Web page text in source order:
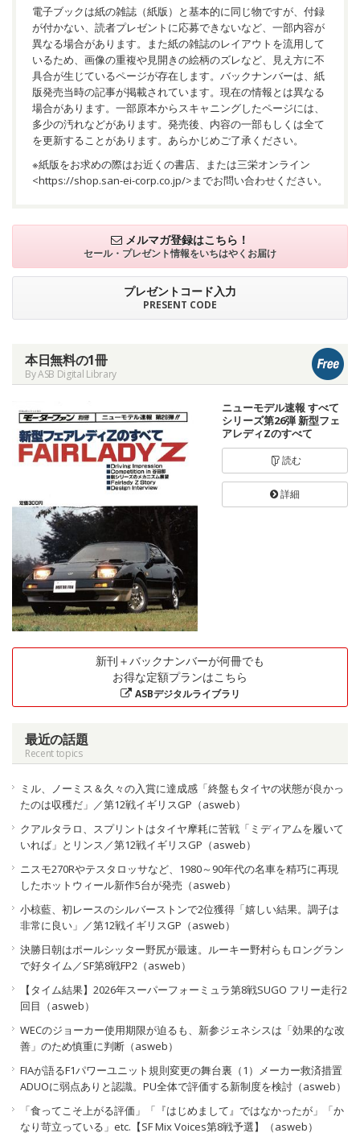
電子ブックは紙の雑誌（紙版）と基本的に同じ物ですが、付録
が付かない、読者プレゼントに応募できないなど、一部内容が
異なる場合があります。また紙の雑誌のレイアウトを流用して
いるため、画像の重複や見開きの絵柄のズレなど、見え方に不
具合が生じているページが存在します。バックナンバーは、紙
版発売当時の記事が掲載されています。現在の情報とは異なる
場合があります。一部原本からスキャニングしたページには、
多少の汚れなどがあります。発売後、内容の一部もしくは全て
を更新することがあります。あらかじめご了承ください。
※紙版をお求めの際はお近くの書店、または三栄オンライン
<https://shop.san-ei-corp.co.jp/>までお問い合わせください。
メルマガ登録はこちら！
セール・プレゼント情報をいちはやくお届け
プレゼントコード入力
PRESENT CODE
本日無料の1冊
By ASB Digital Library
ニューモデル速報 すべて
シリーズ第26弾 新型フェ
アレディZのすべて
読む
詳細
新刊＋バックナンバーが何冊でも
お得な定額プランはこちら
ASBデジタルライブラリ
最近の話題
Recent topics
ミル、ノーミス＆久々の入賞に達成感「終盤もタイヤの状態が良かっ
たのは収穫だ」／第12戦イギリスGP（asweb）
クアルタラロ、スプリントはタイヤ摩耗に苦戦「ミディアムを履いて
いれば」とリンス／第12戦イギリスGP（asweb）
ニスモ270Rやテスタロッサなど、1980～90年代の名車を精巧に再現
したホットウィール新作5台が発売（asweb）
小椋藍、初レースのシルバーストンで2位獲得「嬉しい結果。調子は
非常に良い」／第12戦イギリスGP（asweb）
決勝日朝はポールシッター野尻が最速。ルーキー野村らもロングラン
で好タイム／SF第8戦FP2（asweb）
【タイム結果】2026年スーパーフォーミュラ第8戦SUGO フリー走行2
回目（asweb）
WECのジョーカー使用期限が迫るも、新参ジェネシスは「効果的な改
善」のため慎重に判断（asweb）
FIAが語るF1パワーユニット規則変更の舞台裏（1）メーカー救済措置
ADUOに弱点ありと認識。PU全体で評価する新制度を検討（asweb）
「食ってこそ上がる評価」「『はじめまして』ではなかったが」「か
なり苛立っている」etc.【SF Mix Voices第8戦予選】（asweb）